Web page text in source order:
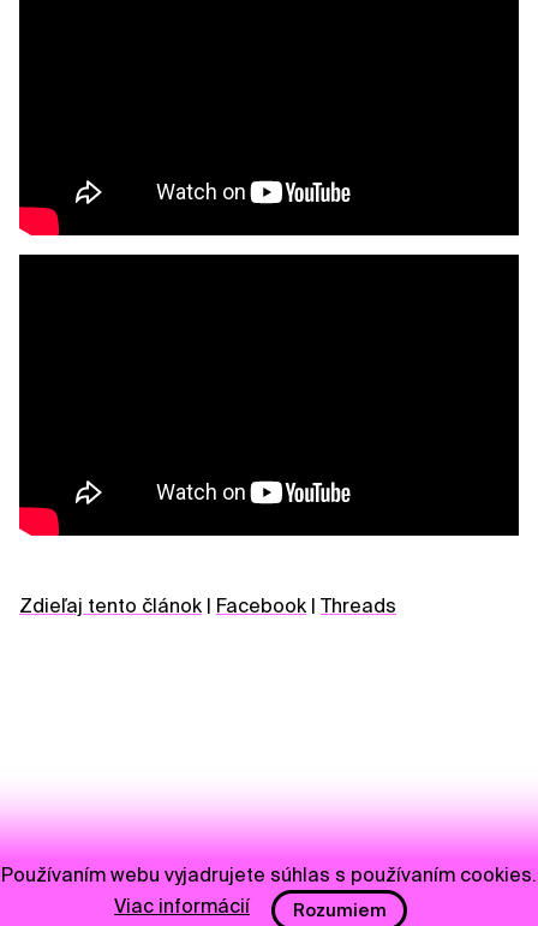
Zdieľaj tento článok Facebook Threads
Používaním webu vyjadrujete súhlas s používaním cookies.
Viac informácií
Rozumiem